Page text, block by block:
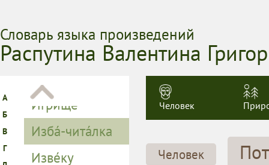
Словарь языка произведений
Распутина Валентина
Человек
Человек